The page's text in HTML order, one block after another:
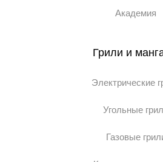
Академия
Грили и
Электрические
Угольные
Газовые